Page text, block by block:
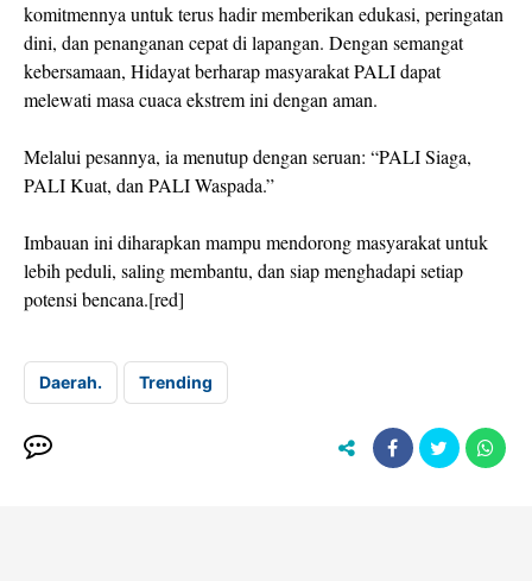
komitmennya untuk terus hadir memberikan edukasi, peringatan
dini, dan penanganan cepat di lapangan. Dengan semangat
kebersamaan, Hidayat berharap masyarakat PALI dapat
melewati masa cuaca ekstrem ini dengan aman.
Melalui pesannya, ia menutup dengan seruan: “PALI Siaga,
PALI Kuat, dan PALI Waspada.”
Imbauan ini diharapkan mampu mendorong masyarakat untuk
lebih peduli, saling membantu, dan siap menghadapi setiap
potensi bencana.[red]
Daerah. Trending